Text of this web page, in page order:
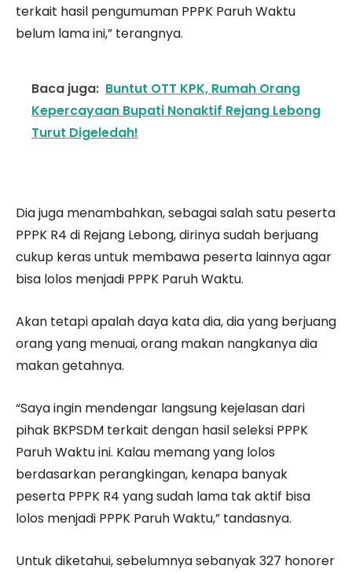
terkait hasil pengumuman PPPK Paruh Waktu
belum lama ini,” terangnya.
Baca juga: Buntut OTT KPK, Rumah Orang
Kepercayaan Bupati Nonaktif Rejang Lebong
Turut Digeledah!
Dia juga menambahkan, sebagai salah satu peserta
PPPK R4 di Rejang Lebong, dirinya sudah berjuang
cukup keras untuk membawa peserta lainnya agar
bisa lolos menjadi PPPK Paruh Waktu.
Akan tetapi apalah daya kata dia, dia yang berjuang
orang yang menuai, orang makan nangkanya dia
makan getahnya.
“Saya ingin mendengar langsung kejelasan dari
pihak BKPSDM terkait dengan hasil seleksi PPPK
Paruh Waktu ini. Kalau memang yang lolos
berdasarkan perangkingan, kenapa banyak
peserta PPPK R4 yang sudah lama tak aktif bisa
lolos menjadi PPPK Paruh Waktu,” tandasnya.
Untuk diketahui, sebelumnya sebanyak 327 honorer